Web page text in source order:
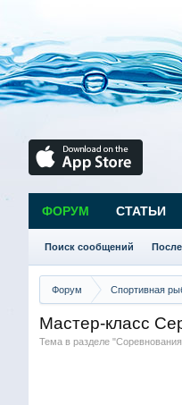
Форум Спортивная
Мастер-класс
Тема в разделе "
ФОРУМ
Поиск сообщений
СТАТЬИ